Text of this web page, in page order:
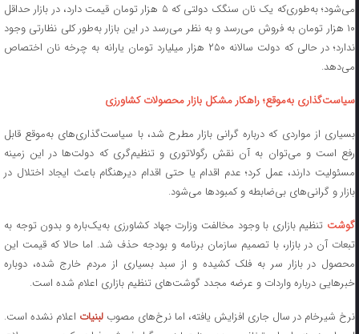
می‌شود؛ به‌طوری‌که یک نان سنگک دولتی که ۵ هزار تومان قیمت دارد، در بازار حداقل
۱۰ هزار تومان به فروش می‌رسد و به نظر می‌رسد در این بازار به‌طور کلی نظارتی وجود
ندارد؛ در حالی که دولت سالانه ۲۵۰ هزار میلیارد تومان یارانه به چرخه نان اختصاص
می‌دهد.
سیاست‌گذاری به‌موقع؛ راهکار مشکل بازار محصولات کشاورزی
بسیاری از مواردی که درباره گرانی بازار مطرح شد، با سیاست‌گذاری‌های به‌موقع قابل
رفع است و می‌توان به آن نقش رگولاتوری و تنظیم‌گری که دولت‌ها در این زمینه
مسئولیت دارند، عمل کرد؛ عدم اقدام یا حتی اقدام دیرهنگام باعث ایجاد اختلال در
بازار و گرانی‌های بی‌ضابطه و کمبودها می‌شود.
گوشتتنظیم بازاری با وجود مخالفت وزارت جهاد کشاورزی به‌یک‌باره و بدون توجه به
تبعات آن در بازار، با تصمیم سازمان برنامه و بودجه حذف شد. اما حالا که قیمت این
محصول در بازار سر به فلک کشیده و از سبد بسیاری از مردم خارج شده، دوباره
خبرهایی درباره واردات و عرضه مجدد گوشت‌های تنظیم بازاری اعلام شده است.
نرخ شیرخام در سال جاری افزایش یافته، اما نرخ‌های مصوب لبنیات اعلام نشده است.